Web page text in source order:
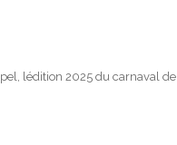
lédition 2025 du carnaval de